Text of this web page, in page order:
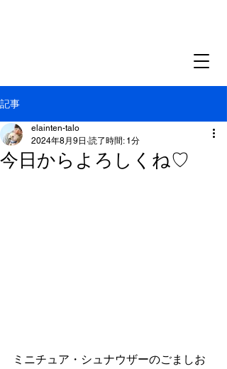
記事
今日からよろしくね♡
elainten-talo
2024年8月9日 読了時間: 1分
ミニチュア・シュナウザーのごましお